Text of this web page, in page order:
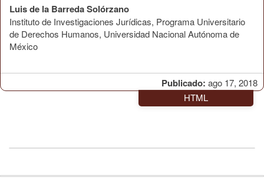
Publicado: ago 17, 2018
Luis de la Barreda Solórzano
Instituto de Investigaciones Jurídicas, Programa Universitario
de Derechos Humanos, Universidad Nacional Autónoma de
México
HTML